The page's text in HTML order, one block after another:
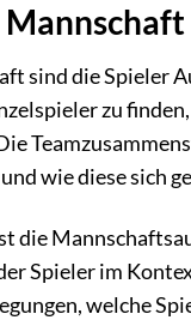
Mannschaft
sind die Spieler
zu
wie diese sich
die
Spieler im
welche